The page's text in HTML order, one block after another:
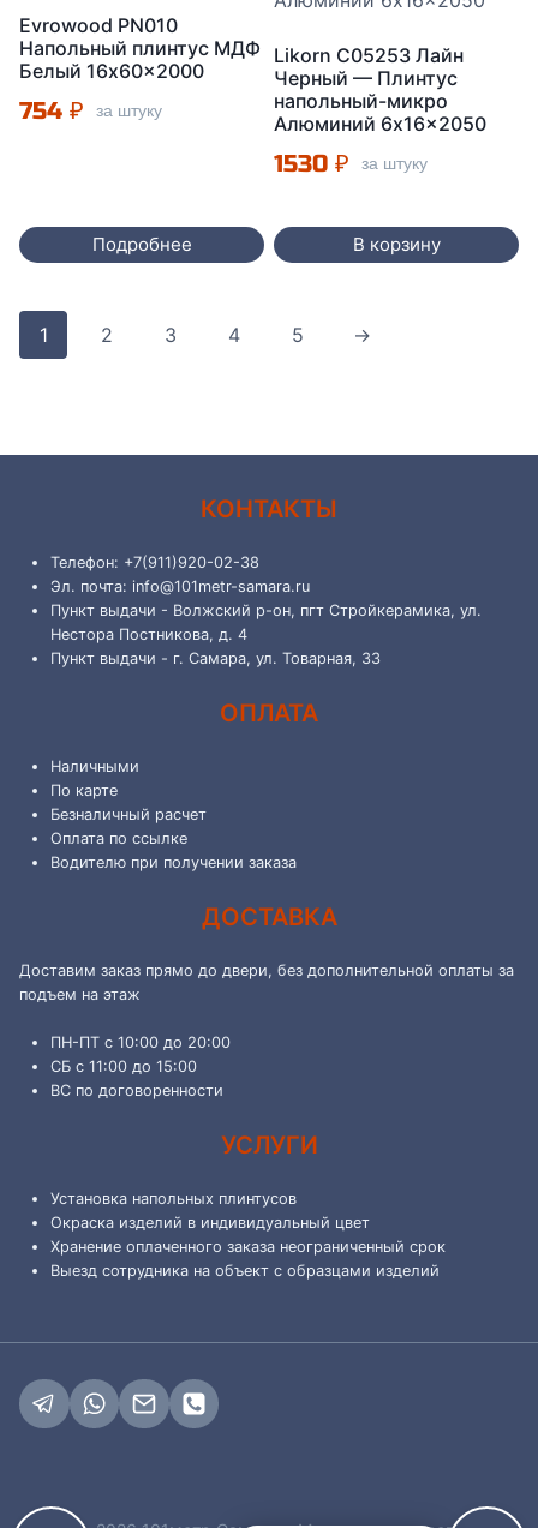
Evrowood PN010
Напольный плинтус МДФ
Белый 16x60x2000
754 ₽ за штуку
Подробнее
Likorn C05253 Лайн
Черный — Плинтус
напольный-микро
Алюминий 6x16x2050
1530 ₽ за штуку
В корзину
1 2 3 4 5 →
КОНТАКТЫ
Телефон: +7(911)920-02-38
Эл. почта: info@101metr-samara.ru
Пункт выдачи - Волжский р-он, пгт Стройкерамика, ул.
Нестора Постникова, д. 4
Пункт выдачи - г. Самара, ул. Товарная, 33
ОПЛАТА
Наличными
По карте
Безналичный расчет
Оплата по ссылке
Водителю при получении заказа
ДОСТАВКА
Доставим заказ прямо до двери, без дополнительной оплаты за
подъем на этаж
ПН-ПТ с 10:00 до 20:00
СБ с 11:00 до 15:00
ВС по договоренности
УСЛУГИ
Установка напольных плинтусов
Окраска изделий в индивидуальный цвет
Хранение оплаченного заказа неограниченный срок
Выезд сотрудника на объект с образцами изделий